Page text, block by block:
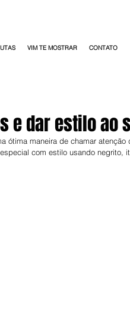
VIM TE MOSTRAR CONTATO
e dar estilo ao
ótima maneira de chamar atenção
com estilo usando negrito,